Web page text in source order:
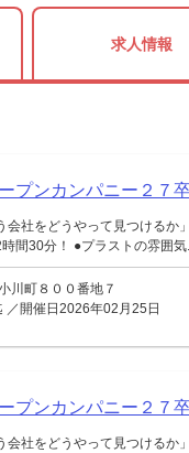
求人情報
プンカンパニー２７
会社をどうやって見つけるか
間30分！ ●プラストの雰囲気
川町８００番地７
開催日2026年02月25日
プンカンパニー２７
会社をどうやって見つけるか